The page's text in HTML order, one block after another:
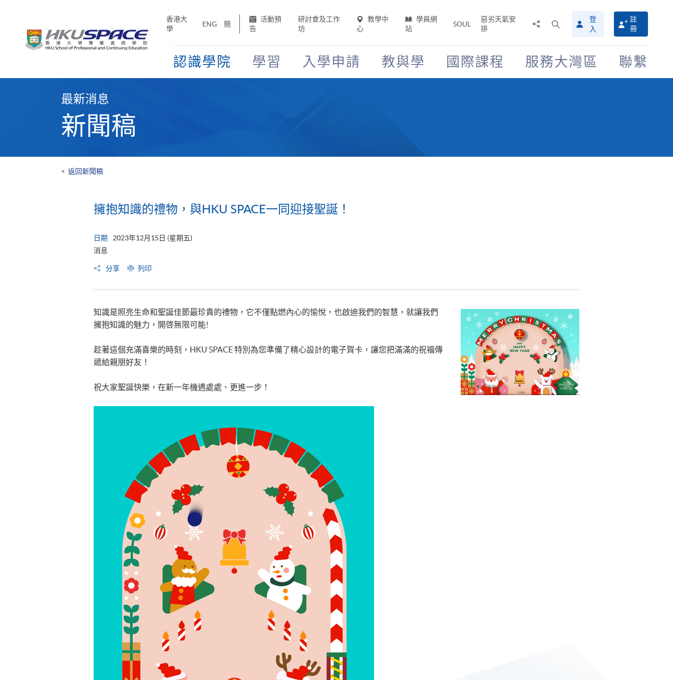
香港大
學
ENG 簡
活動預
告
研討會及工作
坊
教學中
心
學員網
站
SOUL
惡劣天氣安
排
搜
尋
介
面
登
入
註
冊
認識學院 學習 入學申請 教與學 國際課程 服務大灣區 聯繫
最新消息
新聞稿
< 返回新聞稿
擁抱知識的禮物，與HKU SPACE一同迎接聖誕！
日期
2023年12月15日 (星期五)
消息
分享 列印
知識是照亮生命和聖誕佳節最珍貴的禮物，它不僅點燃內心的愉悅，也啟迪我們的智慧，就讓我們
擁抱知識的魅力，開啓無限可能!
趁著這個充滿喜樂的時刻，HKU SPACE 特別為您準備了精心設計的電子賀卡，讓您把滿滿的祝福傳
遞給親朋好友！
祝大家聖誕快樂，在新一年機遇處處、更進一步！